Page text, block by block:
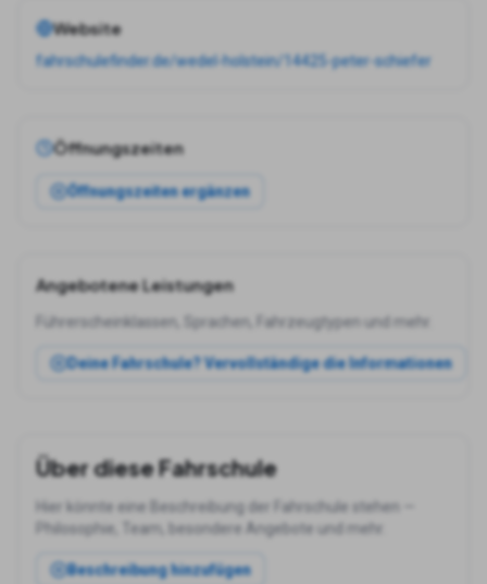
Website
fahrschulefinder.de/wedel-holstein/14425-peter-schiefer
Öffnungszeiten
Öffnungszeiten ergänzen
Angebotene Leistungen
Führerscheinklassen, Sprachen, Fahrzeugtypen und mehr.
Deine Fahrschule? Vervollständige die Informationen
Über diese Fahrschule
Hier könnte eine Beschreibung der Fahrschule stehen —
Philosophie, Team, besondere Angebote und mehr.
Beschreibung hinzufügen